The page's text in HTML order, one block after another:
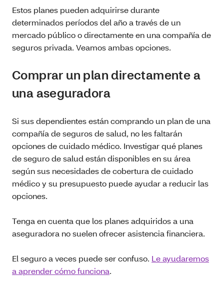
Estos planes pueden adquirirse durante
determinados períodos del año a través de un
mercado público o directamente en una compañía de
seguros privada. Veamos ambas opciones.
Comprar un plan directamente a
una aseguradora
Si sus dependientes están comprando un plan de una
compañía de seguros de salud, no les faltarán
opciones de cuidado médico. Investigar qué planes
de seguro de salud están disponibles en su área
según sus necesidades de cobertura de cuidado
médico y su presupuesto puede ayudar a reducir las
opciones.
Tenga en cuenta que los planes adquiridos a una
aseguradora no suelen ofrecer asistencia financiera.
El seguro a veces puede ser confuso. Le ayudaremos
a aprender cómo funciona.